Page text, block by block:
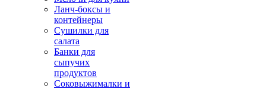
Ланч-боксы и
контейнеры
Сушилки для
салата
Банки для
сыпучих
продуктов
Соковыжималки и